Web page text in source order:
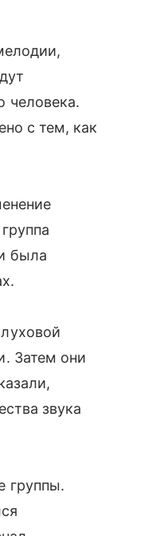
человека.
с тем, как
была
Затем они
звука
группы.